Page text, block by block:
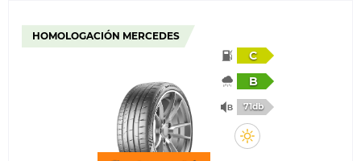
HOMOLOGACIÓN MERCEDES
C
B
71db